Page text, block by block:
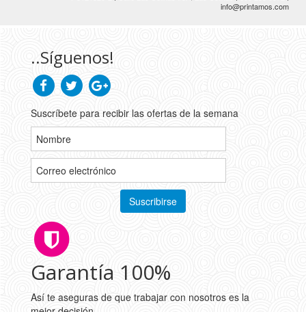
info@printamos.com
..Síguenos!
Suscríbete para recibir las ofertas de la semana
Garantía 100%
Así te aseguras de que trabajar con nosotros es la